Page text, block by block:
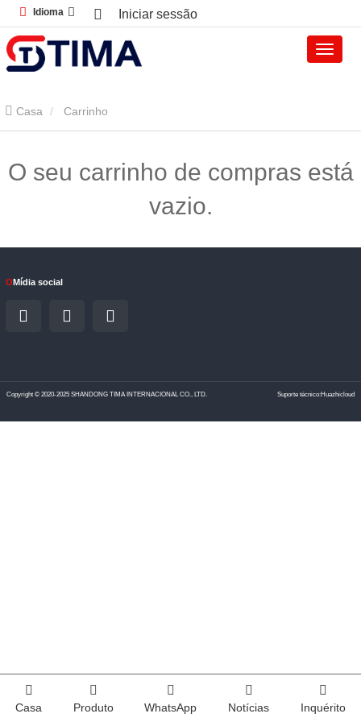
Idioma Iniciar sessão
Casa Carrinho
O seu carrinho de compras está
vazio.
OMídia social
Copyright © 2020-2025 SHANDONG TIMA INTERNACIONAL CO., LTD. Suporte técnico:Huazhicloud
Casa Produto WhatsApp Notícias Inquérito